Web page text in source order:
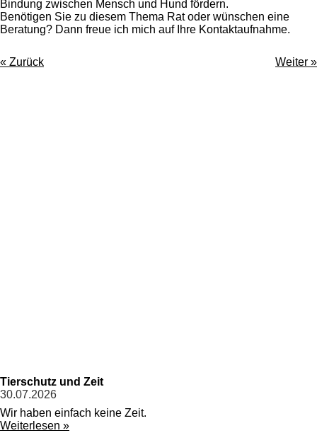
Bindung zwischen Mensch und Hund fördern.
Benötigen Sie zu diesem Thema Rat oder wünschen eine
Beratung? Dann freue ich mich auf Ihre Kontaktaufnahme.
« Zurück Weiter »
Tierschutz und Zeit
30.07.2026
Wir haben einfach keine Zeit.
Weiterlesen »